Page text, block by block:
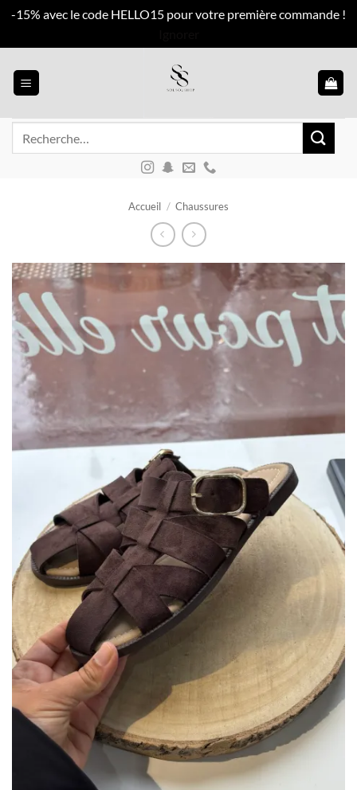
-15% avec le code HELLO15 pour votre première commande !
contenu
Accueil / Chaussures